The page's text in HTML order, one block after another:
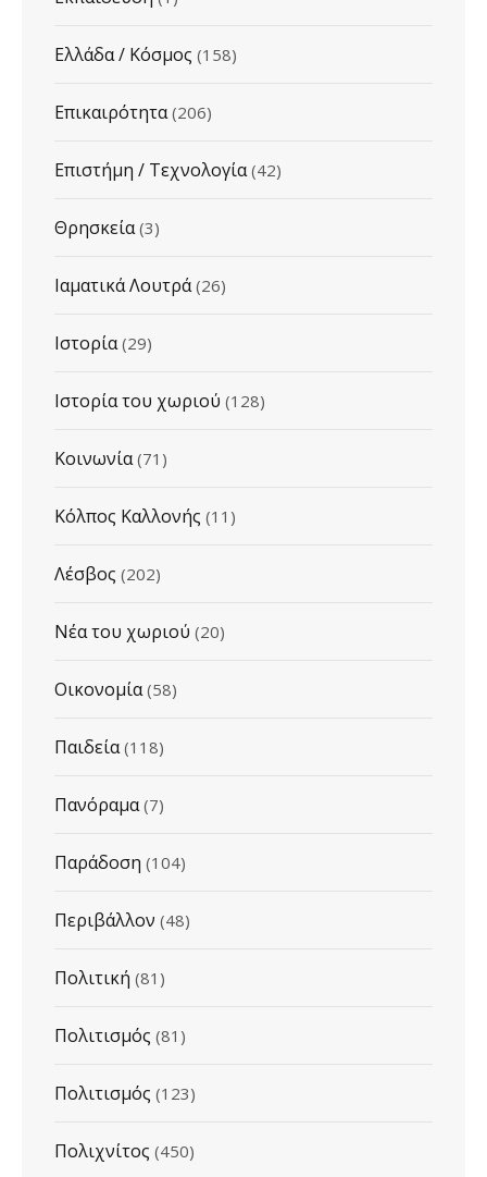
Ελλάδα / Κόσμος (158)
Επικαιρότητα(206)
Επιστήμη / Τεχνολογία(42)
Θρησκεία(3)
Ιαματικά Λουτρά(26)
Ιστορία(29)
Ιστορία του χωριού (128)
Κοινωνία(71)
Κόλπος Καλλονής (11)
Λέσβος (202)
Νέα του χωριού (20)
Οικονομία(58)
Παιδεία(118)
Πανόραμα(7)
Παράδοση (104)
Περιβάλλον (48)
Πολιτική (81)
Πολιτισμός (81)
Πολιτισμός (123)
Πολιχνίτος (450)